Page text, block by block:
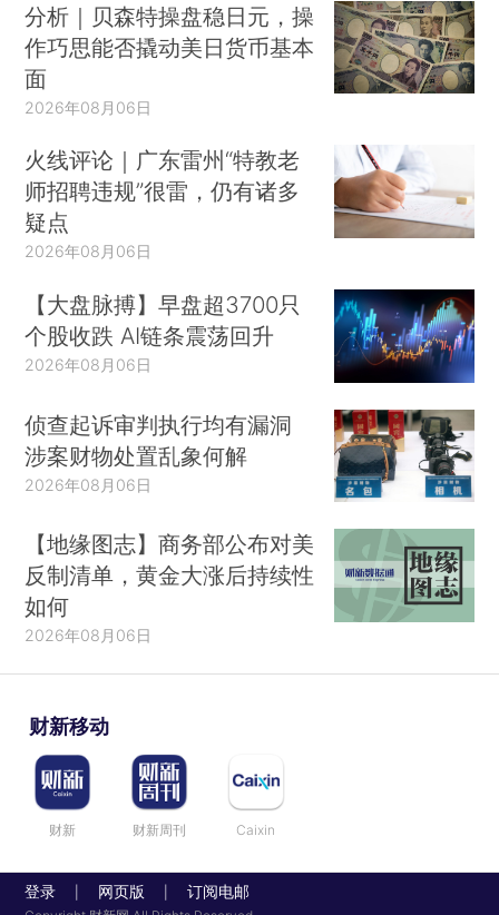
分析｜贝森特操盘稳日元，操
作巧思能否撬动美日货币基本
面
2026年08月06日
火线评论｜广东雷州“特教老
师招聘违规”很雷，仍有诸多
疑点
2026年08月06日
【大盘脉搏】早盘超3700只
个股收跌 AI链条震荡回升
2026年08月06日
侦查起诉审判执行均有漏洞
涉案财物处置乱象何解
2026年08月06日
【地缘图志】商务部公布对美
反制清单，黄金大涨后持续性
如何
2026年08月06日
财新移动
财新 财新周刊 Caixin
登录 网页版 订阅电邮